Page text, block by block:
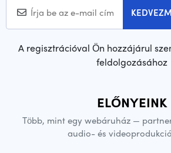
A regisztrációval Ön hozzájárul
feldolgozásához
ELŐNYEINK
Több, mint egy webáruház —
audio- és